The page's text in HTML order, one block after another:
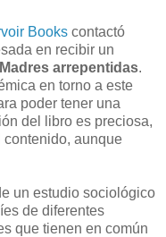
Books contactó
en recibir un
Madres arrepentidas.
en torno a este
poder tener una
del libro es preciosa,
contenido, aunque
un estudio sociológico
de diferentes
que tienen en común